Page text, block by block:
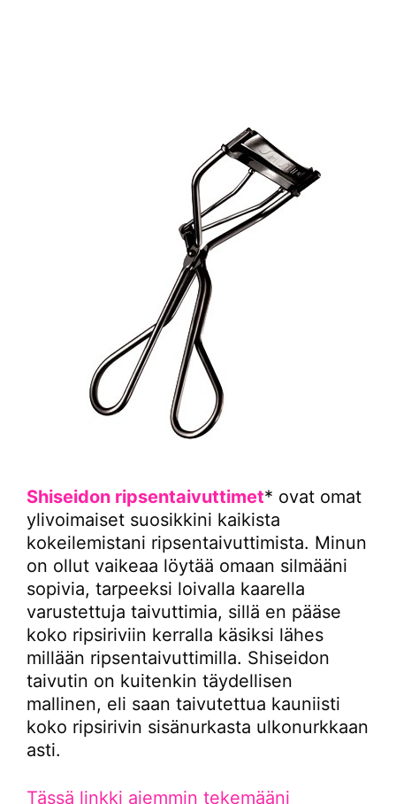
Shiseidon ripsentaivuttimet* ovat omat
ylivoimaiset suosikkini kaikista
kokeilemistani ripsentaivuttimista. Minun
on ollut vaikeaa löytää omaan silmääni
sopivia, tarpeeksi loivalla kaarella
varustettuja taivuttimia, sillä en pääse
koko ripsiriviin kerralla käsiksi lähes
millään ripsentaivuttimilla. Shiseidon
taivutin on kuitenkin täydellisen
mallinen, eli saan taivutettua kauniisti
koko ripsirivin sisänurkasta ulkonurkkaan
asti.
Tässä linkki aiemmin tekemääni